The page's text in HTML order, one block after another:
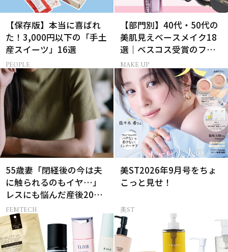
【保存版】本当に喜ばれ
た！3,000円以下の「手土
産スイーツ」16選
PEOPLE
【部門別】40代・50代の
美肌見えベースメイク18
選｜ベスコス受賞のファ
ンデ・下地・パウダー
MAKE UP
55歳妻「閉経後の今は夫
に触られるのもイヤ…」
レスにも悩んだ産後20年
の葛藤
FEMTECH
美ST2026年9月号をちょ
こっと見せ！
美ST